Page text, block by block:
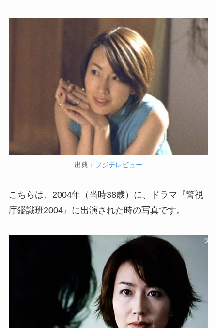
出典： フジテレビュー
こちらは、2004年（当時38歳）に、ドラマ『警視
庁鑑識班2004』に出演された時の写真です。